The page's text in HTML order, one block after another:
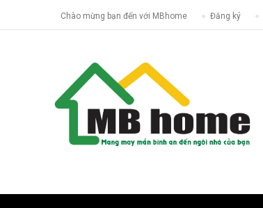
Chào mừng bạn đến với MBhome Đăng ký